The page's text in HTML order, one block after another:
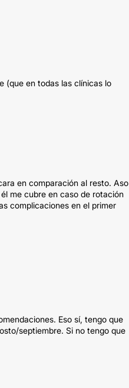
(que en todas las clínicas lo
en comparación al resto. Aso
me cubre en caso de rotación
complicaciones en el primer
Eso sí, tengo que
septiembre. Si no tengo que